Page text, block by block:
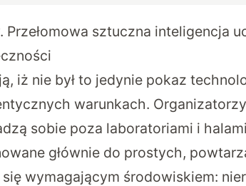
Przełomowa sztuczna inteligencja
iż nie był to jedynie pokaz
warunkach.
sobie poza laboratoriami i
głównie do prostych,
wymagającym środowiskiem: